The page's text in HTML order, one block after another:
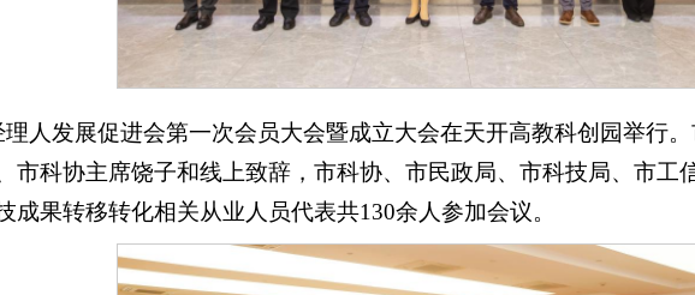
人发展促进会第一次会员大会暨成立大会在天开高教科创园举行
市科协主席饶子和线上致辞，市科协、市民政局、市科技局、市工
成果转移转化相关从业人员代表共130余人参加会议。